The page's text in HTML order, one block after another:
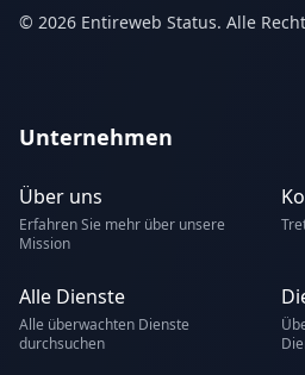
© 2026 Entireweb Status. Alle
Unternehmen
Über uns
Erfahren Sie mehr über unsere
Mission
Alle Dienste
Alle überwachten Dienste
durchsuchen